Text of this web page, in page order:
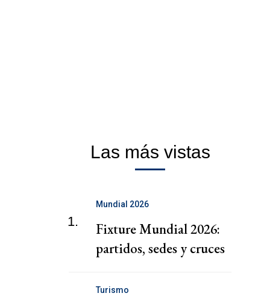
Las más vistas
1.
Mundial 2026
Fixture Mundial 2026:
partidos, sedes y cruces
Turismo